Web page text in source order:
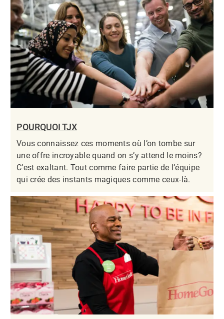
POURQUOI TJX
Vous connaissez ces moments où l’on tombe sur
une offre incroyable quand on s’y attend le moins?
C’est exaltant. Tout comme faire partie de l’équipe
qui crée des instants magiques comme ceux-là.​​​​​​​